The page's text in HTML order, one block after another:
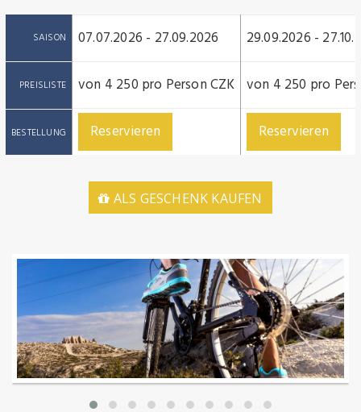
SAISON
PREISLISTE
BESTELLUNG
07.07.2026 - 27.09.2026
von 4 250 pro Person CZK
Reservieren
29.09.2026 -
von 4 250 pro
Reservieren
ALS GESCHENK KAUFEN